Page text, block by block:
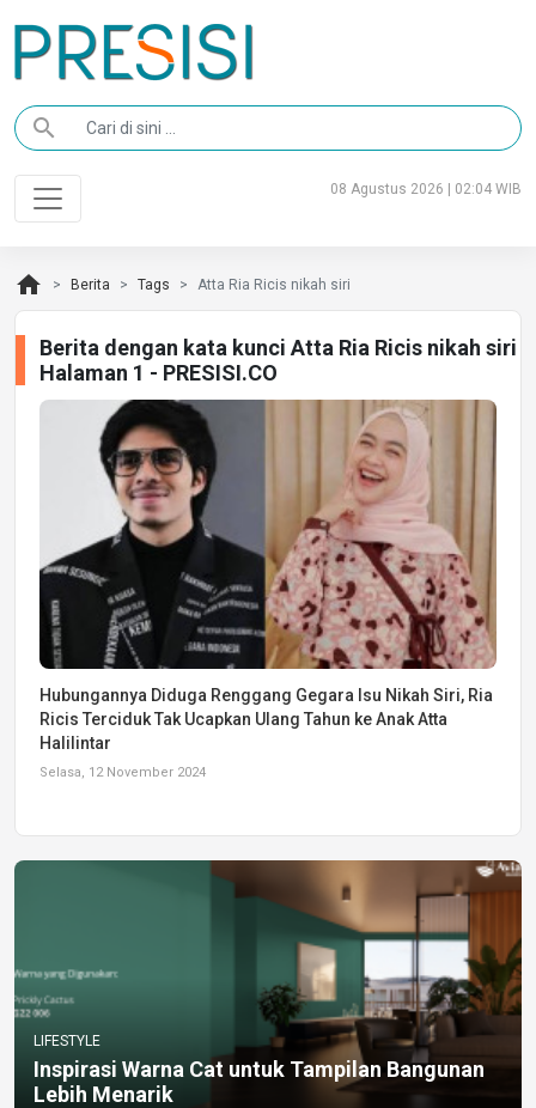
search
08 Agustus 2026 | 02:04 WIB
home Berita Tags Atta Ria Ricis nikah siri
Berita dengan kata kunci Atta Ria Ricis nikah siri
Halaman 1 - PRESISI.CO
Hubungannya Diduga Renggang Gegara Isu Nikah Siri, Ria
Ricis Terciduk Tak Ucapkan Ulang Tahun ke Anak Atta
Halilintar
Selasa, 12 November 2024
LIFESTYLE
Inspirasi Warna Cat untuk Tampilan Bangunan
Lebih Menarik